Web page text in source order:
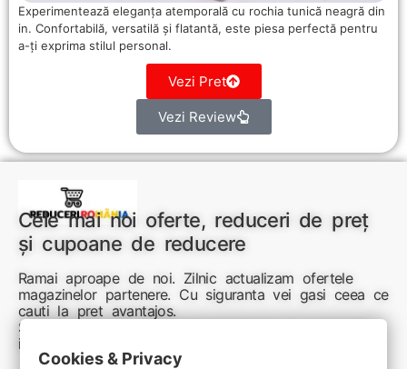
Experimentează eleganța atemporală cu rochia tunică neagră din
in. Confortabilă, versatilă și flatantă, este piesa perfectă pentru
a-ți exprima stilul personal.
Vezi Pret
Vezi Review
Cele mai noi oferte, reduceri de preț
și cupoane de reducere
Ramai aproape de noi. Zilnic actualizam ofertele
magazinelor partenere. Cu siguranta vei gasi ceea ce
cauti la pret avantajos.
Sunteti aici pentru reduceri inteligente si cumpărături
inspirate
Cookies & Privacy